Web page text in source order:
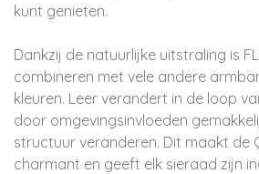
kunt genieten.
Dankzij de natuurlijke uitstraling is
combineren met vele andere
kleuren. Leer verandert in de loop
door omgevingsinvloeden
structuur veranderen. Dit maakt de
charmant en geeft elk sieraad zijn